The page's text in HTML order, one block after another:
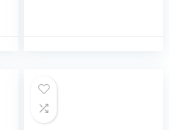
Ungekürzte
Ausgabe, 8.
Oktober 2019